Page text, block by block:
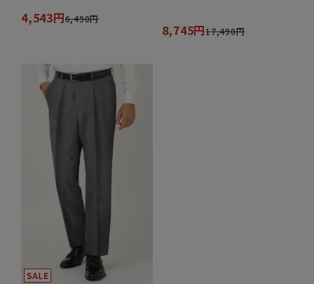
4,543円6,490円
8,745円17,490円